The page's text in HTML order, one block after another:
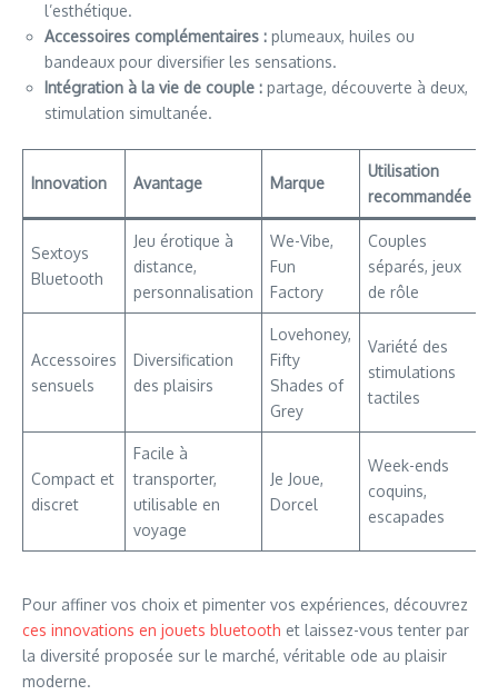
l’esthétique.
Accessoires complémentaires : plumeaux, huiles ou
bandeaux pour diversifier les sensations.
Intégration à la vie de couple : partage, découverte à deux,
stimulation simultanée.
Innovation Avantage Marque
Utilisation
recommandée
Sextoys
Bluetooth
Jeu érotique à
distance,
personnalisation
We-Vibe,
Fun
Factory
Couples
séparés, jeux
de rôle
Accessoires
sensuels
Diversification
des plaisirs
Lovehoney,
Fifty
Shades of
Grey
Variété des
stimulations
tactiles
Compact et
discret
Facile à
transporter,
utilisable en
voyage
Je Joue,
Dorcel
Week-ends
coquins,
escapades
Pour affiner vos choix et pimenter vos expériences, découvrez
ces innovations en jouets bluetooth et laissez-vous tenter par
la diversité proposée sur le marché, véritable ode au plaisir
moderne.